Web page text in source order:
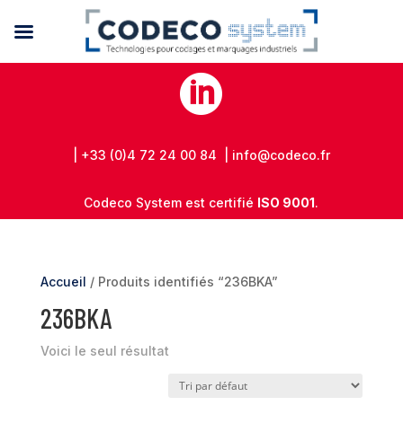

| +33 (0)4 72 24 00 84 | info@codeco.fr
Codeco System est certifié ISO 9001.
Accueil / Produits identifiés “236BKA”
236BKA
Voici le seul résultat